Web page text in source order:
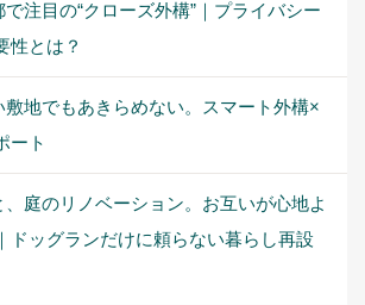
で注目の“クローズ外構”｜プライバシー
性とは？
敷地でもあきらめない。スマート外構×
ート
、庭のリノベーション。お互いが心地よ
ドッグランだけに頼らない暮らし再設